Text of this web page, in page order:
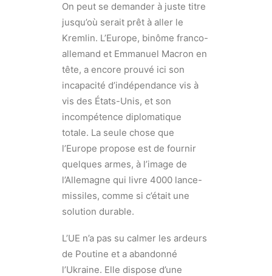
On peut se demander à juste titre
jusqu’où serait prêt à aller le
Kremlin. L’Europe, binôme franco-
allemand et Emmanuel Macron en
tête, a encore prouvé ici son
incapacité d’indépendance vis à
vis des États-Unis, et son
incompétence diplomatique
totale. La seule chose que
l’Europe propose est de fournir
quelques armes, à l’image de
l’Allemagne qui livre 4000 lance-
missiles, comme si c’était une
solution durable.
L’UE n’a pas su calmer les ardeurs
de Poutine et a abandonné
l’Ukraine. Elle dispose d’une